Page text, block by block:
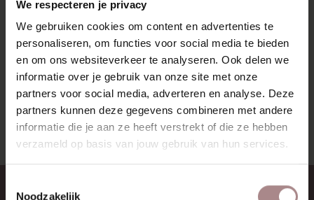
We respecteren je privacy
We gebruiken cookies om content en advertenties te
personaliseren, om functies voor social media te bieden
en om ons websiteverkeer te analyseren. Ook delen we
informatie over je gebruik van onze site met onze
partners voor social media, adverteren en analyse. Deze
partners kunnen deze gegevens combineren met andere
informatie die je aan ze heeft verstrekt of die ze hebben
verzameld op basis van jouw gebruik van hun services.
Noodzakelijk
STOFSTAAL NOVA LIGHT GREY
VANAF€ 0,99
CONTACT